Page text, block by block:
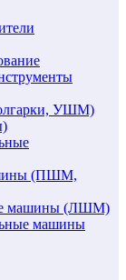
УШМ)
(ПШМ,
машины (ЛШМ)
машины